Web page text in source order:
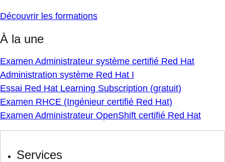
Découvrir les formations
À la une
Examen Administrateur système certifié Red Hat
Administration système Red Hat I
Essai Red Hat Learning Subscription (gratuit)
Examen RHCE (Ingénieur certifié Red Hat)
Examen Administrateur OpenShift certifié Red Hat
Services